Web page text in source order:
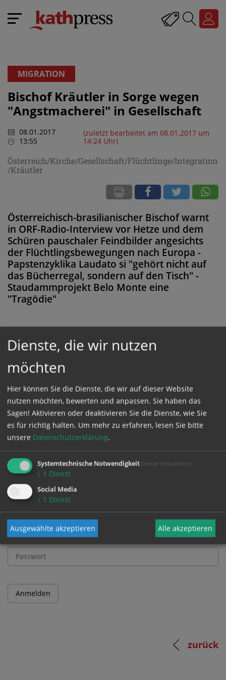
MIGRATION
Bischof Kräutler in Sorge wegen
"Angstmacherei" in Gesellschaft
08.01.2017
13:55
(zuletzt bearbeitet am 08.01.2017 um
14:24 Uhr)
Österreich/Kirche/Gesellschaft/Flüchtlinge/Integration
/Kräutler
Österreichisch-brasilianischer Bischof warnt
in ORF-Radio-Interview vor Hetze und dem
Schüren pauschaler Feindbilder angesichts
der Flüchtlingsbewegungen nach Europa -
Papstenzyklika Laudato si "gehört nicht auf
das Bücherregal, sondern auf den Tisch" -
Staudammprojekt Belo Monte eine
"Tragödie"
Diese Meldung ist nicht frei verfügbar. Bitte
loggen Sie sich ein, oder bestellen Sie das
GESCHÜTZTER BEREICH
und Passwort an.
Benutzername
Passwort
zurück
Dienste, die wir nutzen
möchten
Hier können Sie die Dienste, die wir auf dieser Website
nutzen möchten, bewerten und anpassen. Sie haben das
Sagen! Aktivieren oder deaktivieren Sie die Dienste, wie Sie
es für richtig halten. Um mehr zu erfahren, lesen Sie bitte
unsere Datenschutzerklärung.
Systemtechnische Notwendigkeit (immer erforderlich)
↓ 1 Dienst
Social Media
↓ 1 Dienst
Ausgewählte akzeptieren Alle akzeptieren